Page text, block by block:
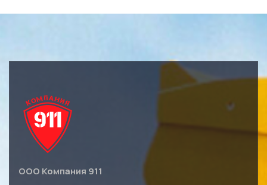
ООО Компания 911